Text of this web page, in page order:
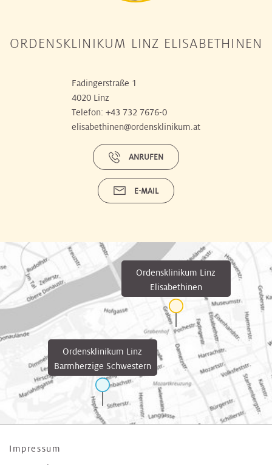
ORDENSKLINIKUM LINZ ELISABETHINEN
Fadingerstraße 1
4020 Linz
Telefon: +43 732 7676-0
elisabethinen@ordensklinikum.at
ANRUFEN
E-MAIL
Ordensklinikum Linz
Barmherzige Schwestern
Ordensklinikum Linz
Elisabethinen
Impressum